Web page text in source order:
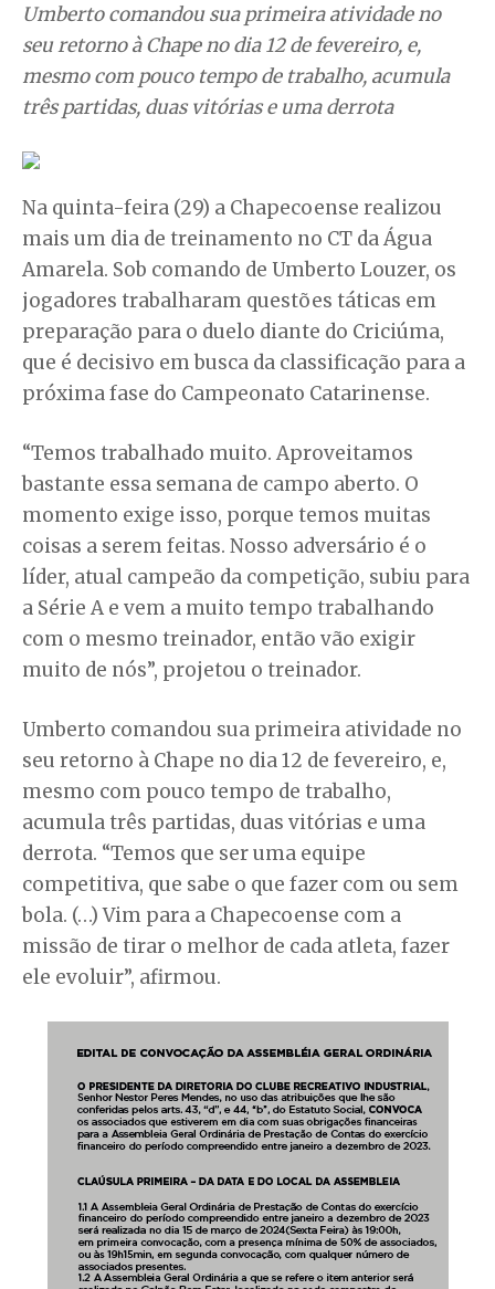
Umberto comandou sua primeira atividade no
seu retorno à Chape no dia 12 de fevereiro, e,
mesmo com pouco tempo de trabalho, acumula
três partidas, duas vitórias e uma derrota
Na quinta-feira (29) a Chapecoense realizou
mais um dia de treinamento no CT da Água
Amarela. Sob comando de Umberto Louzer, os
jogadores trabalharam questões táticas em
preparação para o duelo diante do Criciúma,
que é decisivo em busca da classificação para a
próxima fase do Campeonato Catarinense.
“Temos trabalhado muito. Aproveitamos
bastante essa semana de campo aberto. O
momento exige isso, porque temos muitas
coisas a serem feitas. Nosso adversário é o
líder, atual campeão da competição, subiu para
a Série A e vem a muito tempo trabalhando
com o mesmo treinador, então vão exigir
muito de nós”, projetou o treinador.
Umberto comandou sua primeira atividade no
seu retorno à Chape no dia 12 de fevereiro, e,
mesmo com pouco tempo de trabalho,
acumula três partidas, duas vitórias e uma
derrota. “Temos que ser uma equipe
competitiva, que sabe o que fazer com ou sem
bola. (…) Vim para a Chapecoense com a
missão de tirar o melhor de cada atleta, fazer
ele evoluir”, afirmou.